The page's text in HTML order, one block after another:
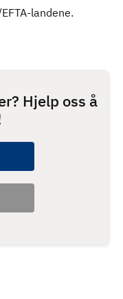
landene.
Hjelp oss å